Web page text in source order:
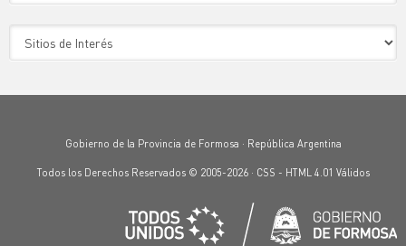
Gobierno de la Provincia de Formosa · República Argentina
Todos los Derechos Reservados © 2005-2026 · CSS - HTML 4.01 Válidos